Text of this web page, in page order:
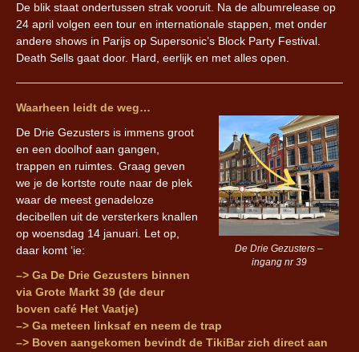
De blik staat ondertussen strak vooruit. Na de albumrelease op
24 april volgen een tour en internationale stappen, met onder
andere shows in Parijs op Supersonic’s Block Party Festival.
Death Sells gaat door. Hard, eerlijk en met alles open.
De Drie Gezusters –
ingang nr 39
Waarheen leidt de weg…
De Drie Gezusters is immens groot
en een doolhof aan gangen,
trappen en ruimtes. Graag geven
we je de kortste route naar de plek
waar de meest genadeloze
decibellen uit de versterkers knallen
op woensdag 14 januari. Let op,
daar komt ‘ie:
–> Ga De Drie Gezusters binnen
via Grote Markt 39 (de deur
boven café Het Vaatje)
–> Ga meteen linksaf en neem de trap
–> Boven aangekomen bevindt de TikiBar zich direct aan